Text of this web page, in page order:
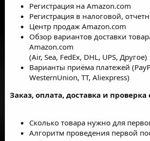
Регистрация на Amazon.com
Регистрация в налоговой,
Центр продаж Amazon.com
Обзор вариантов доставки
Amazon.com
(Air, Sea, FedEx, DHL, UPS, Другое)
Варианты приёма платежей
WesternUnion, TT, Aliexpress)
Заказ, оплата, доставка и
Сколько товара нужно для
Алгоритм проведения первой